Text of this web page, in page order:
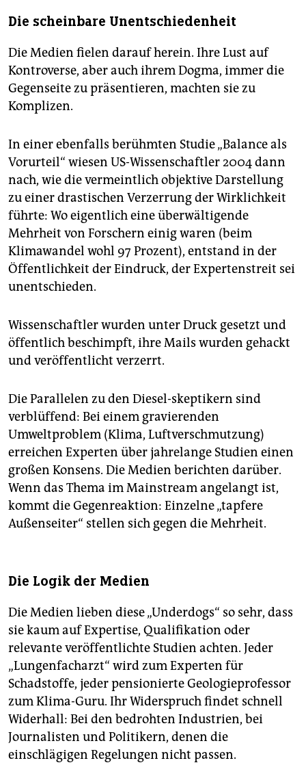
Die scheinbare Unentschiedenheit
Die Medien fielen darauf herein. Ihre Lust auf
Kontroverse, aber auch ihrem Dogma, immer die
Gegenseite zu präsentieren, machten sie zu
Komplizen.
In einer ebenfalls berühmten Studie „Balance als
Vorurteil“ wiesen US-Wissenschaftler 2004 dann
nach, wie die vermeintlich objektive Darstellung
zu einer drastischen Verzerrung der Wirklichkeit
führte: Wo eigentlich eine überwältigende
Mehrheit von Forschern einig waren (beim
Klimawandel wohl 97 Prozent), entstand in der
Öffentlichkeit der Eindruck, der Expertenstreit sei
unentschieden.
Wissenschaftler wurden unter Druck gesetzt und
öffentlich beschimpft, ihre Mails wurden gehackt
und veröffentlicht verzerrt.
Die Parallelen zu den Diesel-skeptikern sind
verblüffend: Bei einem gravierenden
Umweltproblem (Klima, Luftverschmutzung)
erreichen Experten über jahrelange Studien einen
großen Konsens. Die Medien berichten darüber.
Wenn das Thema im Mainstream angelangt ist,
kommt die Gegenreaktion: Einzelne „tapfere
Außenseiter“ stellen sich gegen die Mehrheit.
Die Logik der Medien
Die Medien lieben diese „Underdogs“ so sehr, dass
sie kaum auf Expertise, Qualifikation oder
relevante veröffentlichte Studien achten. Jeder
„Lungenfacharzt“ wird zum Experten für
Schadstoffe, jeder pensionierte Geologieprofessor
zum Klima-Guru. Ihr Widerspruch findet schnell
Widerhall: Bei den bedrohten Industrien, bei
Journalisten und Politikern, denen die
einschlägigen Regelungen nicht passen.